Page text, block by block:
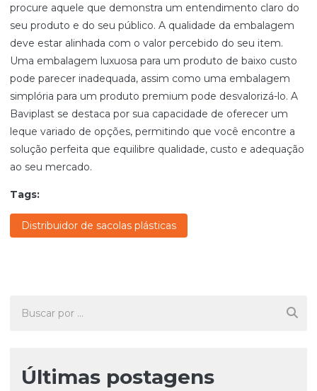
procure aquele que demonstra um entendimento claro do
seu produto e do seu público. A qualidade da embalagem
deve estar alinhada com o valor percebido do seu item.
Uma embalagem luxuosa para um produto de baixo custo
pode parecer inadequada, assim como uma embalagem
simplória para um produto premium pode desvalorizá-lo. A
Baviplast se destaca por sua capacidade de oferecer um
leque variado de opções, permitindo que você encontre a
solução perfeita que equilibre qualidade, custo e adequação
ao seu mercado.
Tags:
Distribuidor de sacolas plásticas
Últimas postagens